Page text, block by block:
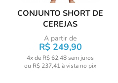
CONJUNTO SHORT DE
CEREJAS
A partir de
R$ 249,90
4x de R$ 62,48sem juros
ou R$ 237,41 à vista no pix